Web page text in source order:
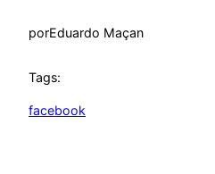
porEduardo Maçan
Tags:
facebook